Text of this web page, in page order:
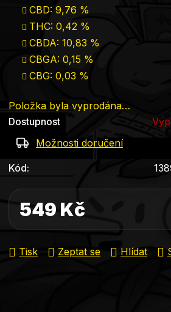
CBD: 9,76 %
THC: 0,42 %
CBDA: 10,83 %
CBGA: 0,15 %
CBG: 0,03 %
Položka byla vyprodána…
Dostupnost
Možnosti doručení
Kód:
549 Kč
Měrná cena:
Tisk
Zeptat se Hlídat